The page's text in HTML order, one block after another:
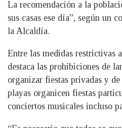
La recomendación a la
sus casas ese día”, según un
la Alcaldía.
Entre las medidas restrictivas
destaca las prohibiciones de
organizar fiestas privadas y
playas organicen fiestas
conciertos musicales incluso